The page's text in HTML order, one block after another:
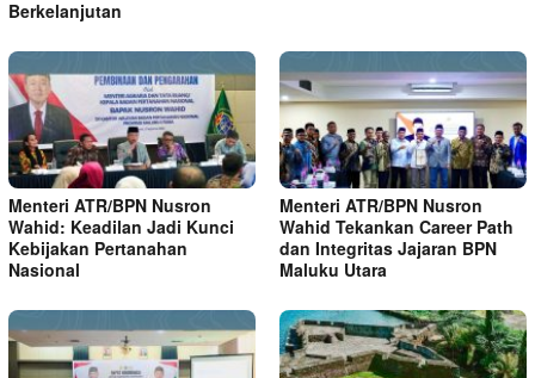
Berkelanjutan
Menteri ATR/BPN Nusron
Wahid: Keadilan Jadi Kunci
Kebijakan Pertanahan
Nasional
Menteri ATR/BPN Nusron
Wahid Tekankan Career Path
dan Integritas Jajaran BPN
Maluku Utara